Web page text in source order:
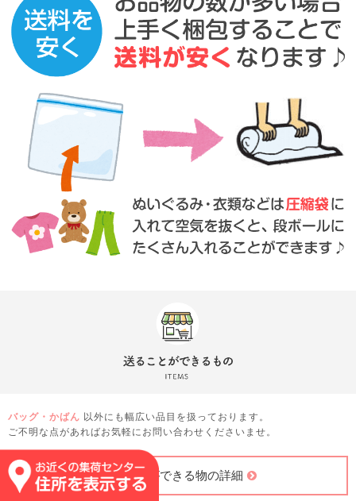
バッグ・かばん 以外にも幅広い品目を扱っております。
ご不明な点があればお気軽にお問い合わせくださいませ。
送ることができる物の詳細